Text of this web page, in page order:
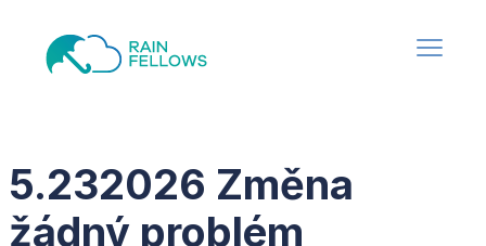
5.232026 Změna
žádný problém